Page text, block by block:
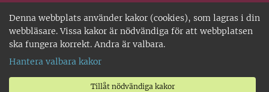
Denna webbplats använder kakor (cookies), som lagras i din
webbläsare. Vissa kakor är nödvändiga för att webbplatsen
ska fungera korrekt. Andra är valbara.
Hantera valbara kakor
Tillåt nödvändiga kakor